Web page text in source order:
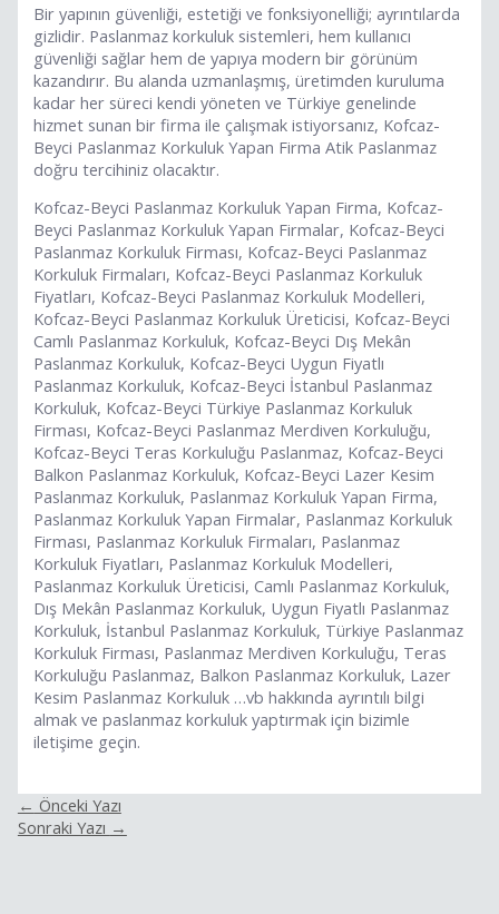
Bir yapının güvenliği, estetiği ve fonksiyonelliği; ayrıntılarda
gizlidir. Paslanmaz korkuluk sistemleri, hem kullanıcı
güvenliği sağlar hem de yapıya modern bir görünüm
kazandırır. Bu alanda uzmanlaşmış, üretimden kuruluma
kadar her süreci kendi yöneten ve Türkiye genelinde
hizmet sunan bir firma ile çalışmak istiyorsanız, Kofcaz-
Beyci Paslanmaz Korkuluk Yapan Firma Atik Paslanmaz
doğru tercihiniz olacaktır.
Kofcaz-Beyci Paslanmaz Korkuluk Yapan Firma, Kofcaz-
Beyci Paslanmaz Korkuluk Yapan Firmalar, Kofcaz-Beyci
Paslanmaz Korkuluk Firması, Kofcaz-Beyci Paslanmaz
Korkuluk Firmaları, Kofcaz-Beyci Paslanmaz Korkuluk
Fiyatları, Kofcaz-Beyci Paslanmaz Korkuluk Modelleri,
Kofcaz-Beyci Paslanmaz Korkuluk Üreticisi, Kofcaz-Beyci
Camlı Paslanmaz Korkuluk, Kofcaz-Beyci Dış Mekân
Paslanmaz Korkuluk, Kofcaz-Beyci Uygun Fiyatlı
Paslanmaz Korkuluk, Kofcaz-Beyci İstanbul Paslanmaz
Korkuluk, Kofcaz-Beyci Türkiye Paslanmaz Korkuluk
Firması, Kofcaz-Beyci Paslanmaz Merdiven Korkuluğu,
Kofcaz-Beyci Teras Korkuluğu Paslanmaz, Kofcaz-Beyci
Balkon Paslanmaz Korkuluk, Kofcaz-Beyci Lazer Kesim
Paslanmaz Korkuluk, Paslanmaz Korkuluk Yapan Firma,
Paslanmaz Korkuluk Yapan Firmalar, Paslanmaz Korkuluk
Firması, Paslanmaz Korkuluk Firmaları, Paslanmaz
Korkuluk Fiyatları, Paslanmaz Korkuluk Modelleri,
Paslanmaz Korkuluk Üreticisi, Camlı Paslanmaz Korkuluk,
Dış Mekân Paslanmaz Korkuluk, Uygun Fiyatlı Paslanmaz
Korkuluk, İstanbul Paslanmaz Korkuluk, Türkiye Paslanmaz
Korkuluk Firması, Paslanmaz Merdiven Korkuluğu, Teras
Korkuluğu Paslanmaz, Balkon Paslanmaz Korkuluk, Lazer
Kesim Paslanmaz Korkuluk …vb hakkında ayrıntılı bilgi
almak ve paslanmaz korkuluk yaptırmak için bizimle
iletişime geçin.
← Önceki Yazı
Sonraki Yazı →